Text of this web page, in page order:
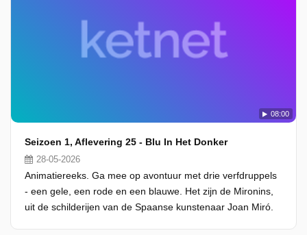
08:00
Seizoen 1, Aflevering 25 - Blu In Het Donker
28-05-2026
Animatiereeks. Ga mee op avontuur met drie verfdruppels
- een gele, een rode en een blauwe. Het zijn de Mironins,
uit de schilderijen van de Spaanse kunstenaar Joan Miró.